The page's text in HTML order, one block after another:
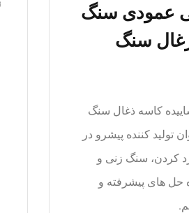
عمودی سنگ
سنگ
کاسه ذغال سنگ
تولید کننده پیشرو در
کردن، سنگ زنی و
حل های پیشرفته و